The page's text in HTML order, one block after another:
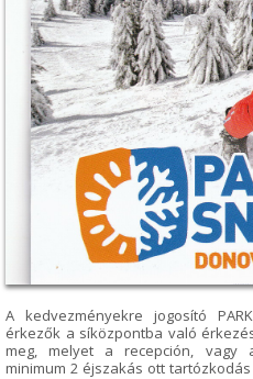
A kedvezményekre jogosító
érkezők a síközpontba való
meg, melyet a recepción, vagy
minimum 2 éjszakás ott